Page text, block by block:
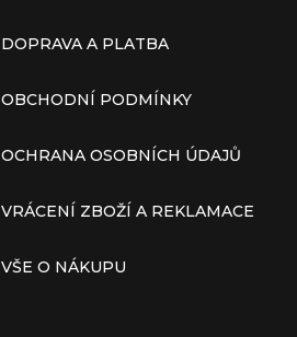
DOPRAVA A PLATBA
OBCHODNÍ PODMÍNKY
OCHRANA OSOBNÍCH ÚDAJŮ
VRÁCENÍ ZBOŽÍ A REKLAMACE
VŠE O NÁKUPU